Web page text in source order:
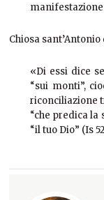
Chiosa sant’Antonio
«Di essi dice
“sui monti”,
riconciliazione
“che predica la
“il tuo Dio” (Is